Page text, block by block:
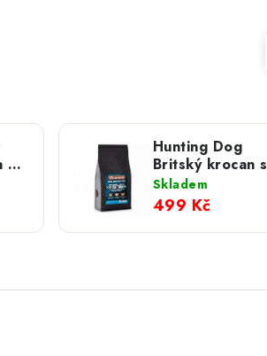
z
Hunting Dog
Britský krocan s
petrželkou pro
malá plemena; 2
kg
Skladem
499 Kč